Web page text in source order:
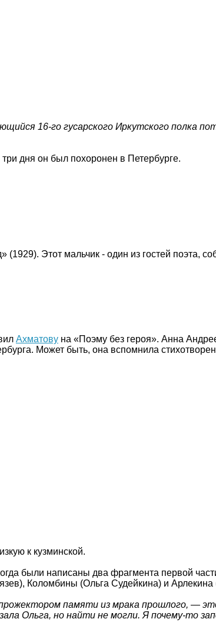
16-го гусарского Иркутского полка
дня он был похоронен в Петербурге.
(1929). Этот мальчик - один из гостей поэта,
Ахматову на «Поэму без героя». Анна
Может быть, она вспомнила
к кузминской.
были написаны два фрагмента первой
Коломбины (Ольга Судейкина) и
памяти из мрака прошлого, —
Ольга, но найти не могли. Я почему-то